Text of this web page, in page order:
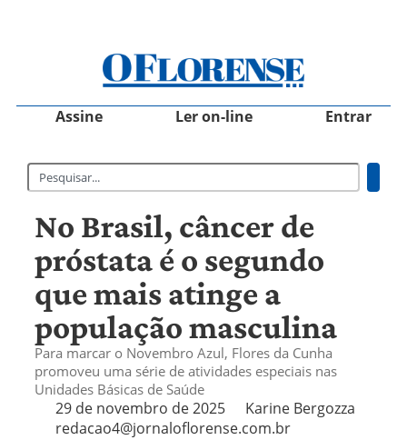
Assine Ler on-line Entrar
No Brasil, câncer de
próstata é o segundo
que mais atinge a
população masculina
Para marcar o Novembro Azul, Flores da Cunha
promoveu uma série de atividades especiais nas
Unidades Básicas de Saúde
29 de novembro de 2025
Karine Bergozza
redacao4@jornaloflorense.com.br